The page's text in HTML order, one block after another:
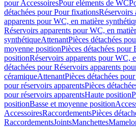
pour AccessoiresPour eléments de WC
détachées pour Pour fixationsRéservoirs
apparents pour WC, en matière
Réservoirs apparents pour WC, en
synthétiqueAttenantPièces détachées
moyenne positionPièces détachées pour
positionRéservoirs apparents pour WC,
détachées pour Réservoirs apparents
céramiqueAttenantPièces détachées
pour réservoirs apparentsPièces
pour réservoirs apparentsHaute position
positionBasse et moyenne position
AccessoiresRaccordementsPièces
RaccordementsJointsManchettes